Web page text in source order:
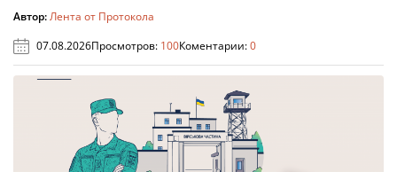
Автор:Лента от Протокола
07.08.2026Просмотров: 100Коментарии:0